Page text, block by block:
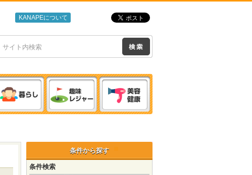
KANAPEについて
条件から探す
条件検索